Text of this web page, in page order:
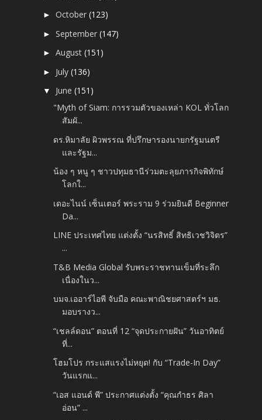
►October(123)
►September(147)
►August(151)
► July(136)
▼ June(151)
"Myth of Siam: การรวมตัวของเหล่า KOL ทั่วโลก
สัมผั...
ดร.หิมาลัย ผิวพรรณ ที่ปรึกษารองนายกรัฐมนตรี
และรัฐม...
น้อง ๆ หนู ๆ ชาวปทุมธานีร่วมตะลุยภารกิจพิทักษ์
โลกใ...
เดอะไนน์ เซ็นเตอร์ พระราม 9 ร่วมยินดี Beginner
Da...
LINE ประเทศไทย แต่งตั้ง “นรสิทธิ์ สิทธิเวชวิจิตร”
...
T&B Media Global รับพระราชทานเข็มที่ระลึก
เนื่องในว...
บมจ.เออาร์ไอพี จับมือ คณะพาณิชยศาสตร์ฯ มธ.
มอบรางว...
“เชลล์ดอน” ตอนที่ 12 “จุดประกายฝัน” วันอาทิตย์
ที่...
โฮมโปร กระแสแรงไม่หยุด! กับ “Trade-In Day”
วันแรกแ...
“เอส แอนด์ พี” ประกาศแต่งตั้ง “คุณกำธร ศิลา
อ่อน” ...